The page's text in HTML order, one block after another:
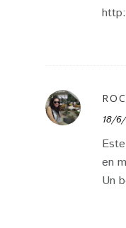
18/
en
Un